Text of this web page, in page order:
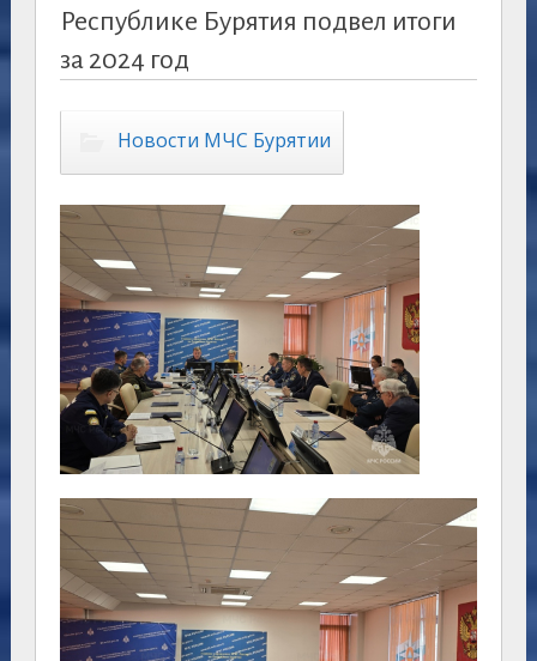
Республике Бурятия подвел итоги
за 2024 год
Новости МЧС Бурятии